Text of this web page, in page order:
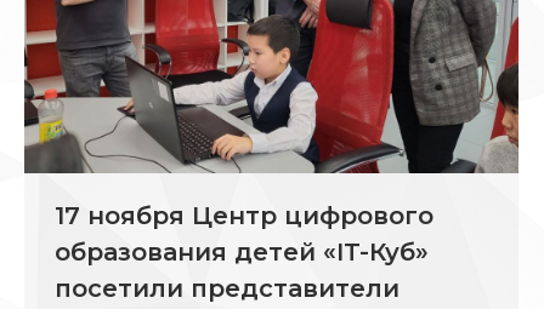
17 ноября Центр цифрового
образования детей «IT-Куб»
посетили представители